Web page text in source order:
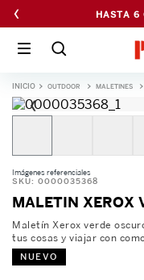
‹ HASTA 6
OUTDOOR MALETINES
‹
Imágenes referenciales
SKU: 0000035368
MALETIN XEROX
Maletín Xerox verde
tus cosas y viajar con
NUEVO